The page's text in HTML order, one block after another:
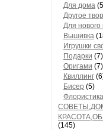
Для дома
Другое
Для нового
Вышивка
Игрушки
Подарки (7)
Оригами (7)
Квиллинг
Бисер (5)
Флористика
(145)